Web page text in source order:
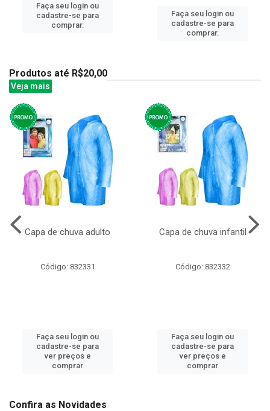
Faça seu login ou
cadastre-se para
comprar.
Faça seu login ou
cadastre-se para
comprar.
Produtos até R$20,00
Veja mais
Capa de chuva adulto
Código: 832331
Faça seu login ou
cadastre-se para
ver preços e
comprar
Capa de chuva infantil
Código: 832332
Faça seu login ou
cadastre-se para
ver preços e
comprar
Confira as Novidades